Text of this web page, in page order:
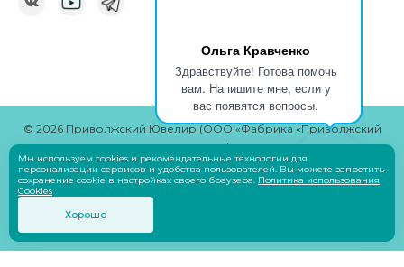
Ольга Кравченко
Здравствуйте! Готова помочь
вам. Напишите мне, если у
вас появятся вопросы.
© 2026 Приволжский Ювелир (ООО «Фабрика «Приволжский
ювелир»)
РазработчикSavin Denis
Оплата
Пользовательское соглашение
Мы используем cookies и рекомендательные технологии для
персонализации сервисов и удобства пользователей. Вы можете запретить
сохранение cookie в настройках своего браузера. Политика использования
Cookies
Хорошо